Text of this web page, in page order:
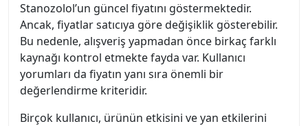
Stanozolol’un güncel fiyatını göstermektedir.
Ancak, fiyatlar satıcıya göre değişiklik gösterebilir.
Bu nedenle, alışveriş yapmadan önce birkaç farklı
kaynağı kontrol etmekte fayda var. Kullanıcı
yorumları da fiyatın yanı sıra önemli bir
değerlendirme kriteridir.
Birçok kullanıcı, ürünün etkisini ve yan etkilerini